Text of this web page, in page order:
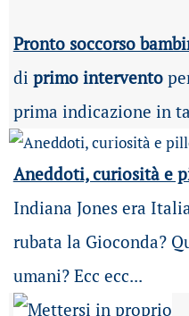
Pronto soccorso
di primo intervento
prima indicazione in
Aneddoti, curiosità e
Indiana Jones era
rubata la Gioconda?
umani? Ecc ecc...